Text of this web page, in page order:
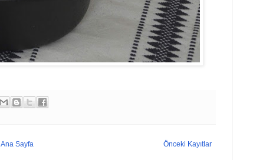
Önceki Kayıtlar
Ana Sayfa